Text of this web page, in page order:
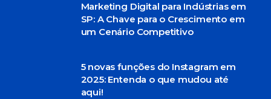
Marketing Digital para Indústrias em
SP: A Chave para o Crescimento em
um Cenário Competitivo
5 novas funções do Instagram em
2025: Entenda o que mudou até
aqui!